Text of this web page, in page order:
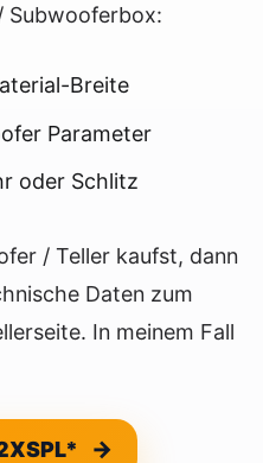
Subwooferbox:
Breite
Parameter
oder Schlitz
/ Teller kaufst, dann
Daten zum
In meinem Fall